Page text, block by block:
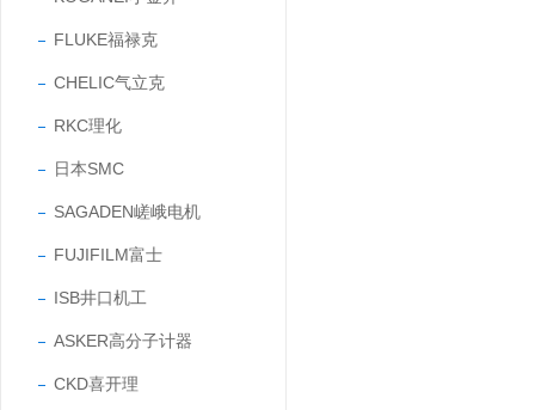
FLUKE福禄克
CHELIC气立克
RKC理化
日本SMC
SAGADEN嵯峨电机
FUJIFILM富士
ISB井口机工
ASKER高分子计器
CKD喜开理